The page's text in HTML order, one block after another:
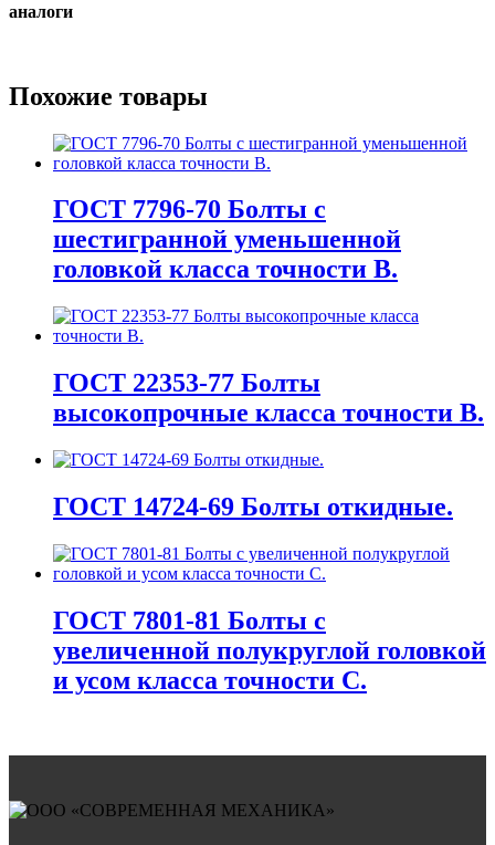
аналоги
Похожие товары
ГОСТ 7796-70 Болты с
шестигранной уменьшенной
головкой класса точности В.
ГОСТ 22353-77 Болты
высокопрочные класса точности В.
ГОСТ 14724-69 Болты откидные.
ГОСТ 7801-81 Болты с
увеличенной полукруглой головкой
и усом класса точности С.